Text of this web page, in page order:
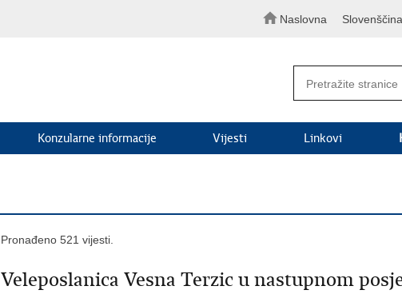
Naslovna Slovenščina
Konzularne informacije Vijesti Linkovi
Pronađeno 521 vijesti.
Veleposlanica Vesna Terzic u nastupnom